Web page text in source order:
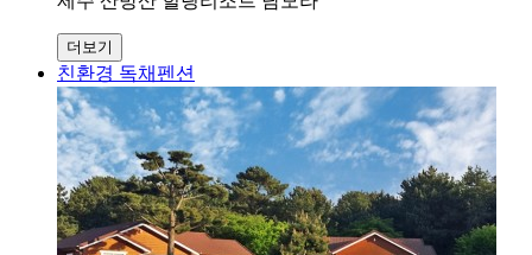
더보기
친환경 독채펜션